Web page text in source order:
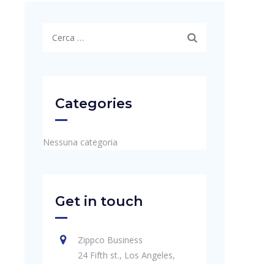
Categories
Nessuna categoria
Get in touch
Zippco Business
24 Fifth st., Los Angeles,